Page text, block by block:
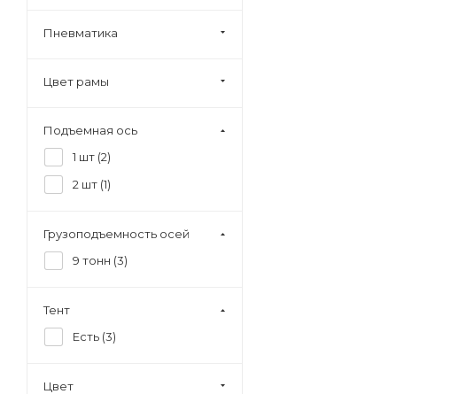
Пневматика
Цвет рамы
Подъемная ось
1 шт (2)
2 шт (1)
Грузоподъемность осей
9 тонн (3)
Тент
Есть (3)
Цвет